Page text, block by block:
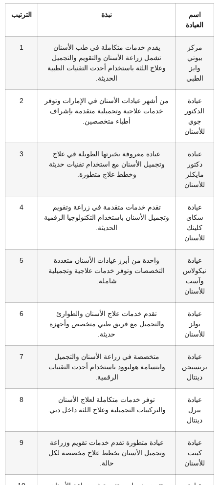
اسم
العيادة
نبذة الترتيب
مركز
بيوتي
وايز
الطبي
يقدم خدمات متكاملة في طب الأسنان
تشمل زراعة الأسنان والتقويم والتجميل
وعلاج اللثة باستخدام أحدث التقنيات الطبية
الحديثة.
1
عيادة
الدكتور
جوي
للأسنان
من أشهر عيادات الأسنان في الإمارات وتوفر
خدمات علاجية وتجميلية متقدمة بإشراف
أطباء متخصصين.
2
عيادة
دكتور
مايكلز
للأسنان
عيادة معروفة بخبرتها الطويلة في علاج
وتجميل الأسنان مع استخدام تقنيات حديثة
وخطط علاج متطورة.
3
عيادة
سكاي
كلينك
للأسنان
تقدم خدمات متقدمة في زراعة وتقويم
وتجميل الأسنان باستخدام التكنولوجيا الرقمية
الحديثة.
4
عيادة
نيكولاس
وآسب
للأسنان
واحدة من أبرز عيادات الأسنان متعددة
التخصصات وتوفر خدمات علاجية وتجميلية
شاملة.
5
عيادة
بولز
للأسنان
تقدم خدمات علاج الأسنان والطوارئ
والتجميل مع فريق طبي متخصص وأجهزة
حديثة.
6
عيادة
بريسيجن
دينتال
متخصصة في زراعة الأسنان والتجميل
وابتسامة هوليوود باستخدام أحدث التقنيات
الرقمية.
7
عيادة
بيرل
دينتال
توفر خدمات متكاملة لعلاج الأسنان
والتركيبات التجميلية وعلاج اللثة داخل دبي.
8
عيادة
كينت
للأسنان
عيادة متطورة تقدم خدمات تقويم وزراعة
وتجميل الأسنان بخطط علاج مخصصة لكل
حالة.
9